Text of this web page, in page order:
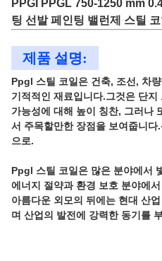
PPGI PPGL 750-1250 mm
팅 선발 페인팅 밸런제 스틸
제품 설명:
Ppgl 스틸 코일은 건축, 조선, 차
기적적인 재료입니다.그것은 단지
가능성에 대해 높이 칭찬, 그러나
서 주목할만한 장점을 보여줍니
으로.
Ppgl 스틸 코일은 많은 분야에서
에너지 절약과 환경 보호 분야에
아름다운 외모의 뒤에는 현대 산
며 산업의 발전에 강력한 동기를